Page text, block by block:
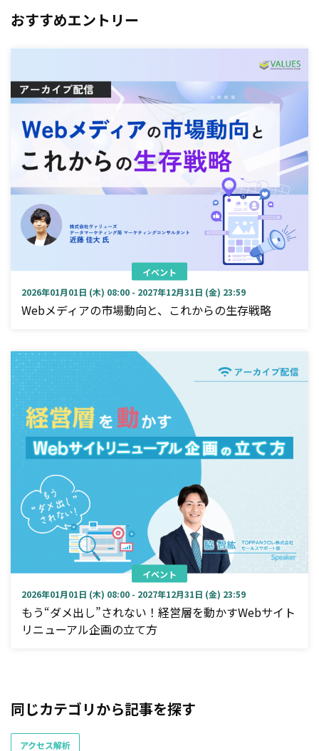
おすすめエントリー
イベント
2026年01月01日 (木) 08:00 - 2027年12月31日 (金) 23:59
Webメディアの市場動向と、これからの生存戦略
イベント
2026年01月01日 (木) 08:00 - 2027年12月31日 (金) 23:59
もう“ダメ出し”されない！経営層を動かすWebサイト
リニューアル企画の立て方
同じカテゴリから記事を探す
アクセス解析